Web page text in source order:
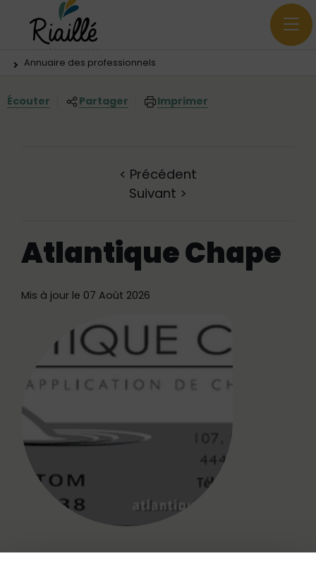
Panneau de gestion des cookies
Menu principal
Contenus
Vous êtes ici:
Annuaire des professionnels
Écouter Partager Imprimer
< Précédent
Suivant >
Atlantique Chape
Mis à jour le 07 Août 2026
Applicateur de chape liquide.